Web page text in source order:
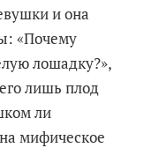
и она
«Почему
лошадку?»,
лишь плод
ли
мифическое